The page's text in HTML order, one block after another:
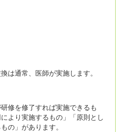
は通常、医師が実施します。
修を修了すれば実施できるも
より実施するもの」「原則とし
の」があります。